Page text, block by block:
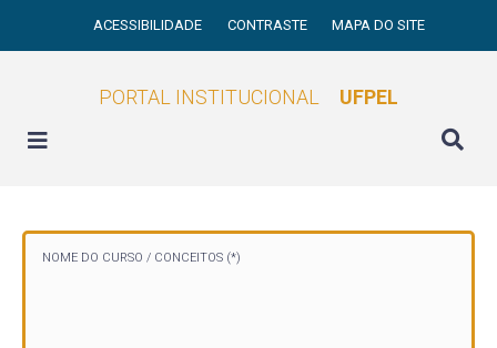
ACESSIBILIDADE CONTRASTE MAPA DO SITE
PORTAL INSTITUCIONAL UFPEL
NOME DO CURSO / CONCEITOS (*)